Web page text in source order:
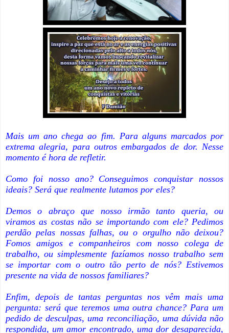
Mais um ano chega ao fim. Para alguns marcados por
extrema alegria, para outros embargados de dor. Nesse
momento é hora de refletir.
Como foi nosso ano? Conseguimos conquistar nossos
ideais? Será que realmente lutamos por eles?
Demos o abraço que nosso irmão tanto queria, ou
viramos as costas não se importando com ele? Pedimos
perdão pelas nossas falhas, ou o orgulho não deixou?
Fomos amigos e companheiros com nosso colega de
trabalho, ou simplesmente fazíamos nosso trabalho sem
se importar com o outro tão perto de nós? Estivemos
presente na vida de nossos familiares?
Enfim, depois de tantas perguntas nos vêm mais uma
pergunta: será que teremos uma outra chance? Para um
pedido de desculpas, uma reconciliação, uma dúvida não
respondida, um amor encontrado, uma dor desaparecida,